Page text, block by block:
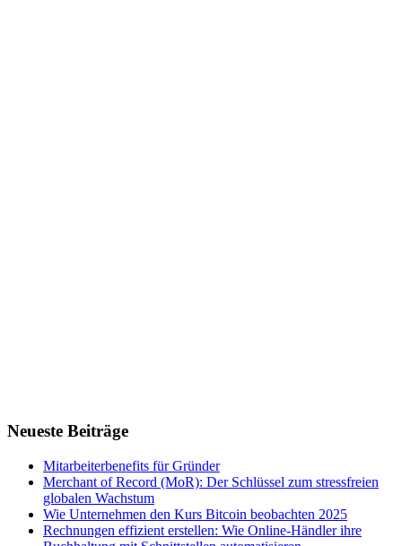
Neueste Beiträge
Mitarbeiterbenefits für Gründer
Merchant of Record (MoR): Der Schlüssel zum stressfreien
globalen Wachstum
Wie Unternehmen den Kurs Bitcoin beobachten 2025
Rechnungen effizient erstellen: Wie Online-Händler ihre